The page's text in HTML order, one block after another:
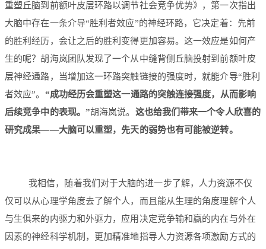
重塑丘脑到前额叶皮层环路以调节社会竞争优势》，第一次指出
大脑中存在一条介导“胜利者效应”的神经环路，它决定着：先前
的胜利经历，会让之后的胜利变得更加容易。这一效应是如何产
生的呢？胡海岚团队发现了一个从中缝背侧丘脑投射到前额叶皮
层神经通路，当增加这一环路突触链接的强度时，就能介导“胜利
者效应”。 “成功经历会重塑这一通路的突触连接强度，从而影响
后续竞争中的表现。 ”胡海岚说。 这也给我们带来一个令人欣喜的
研究成果——大脑可以重塑，先天的弱势也有可能被逆转。
我相信，随着我们对于大脑的进一步了解，人力资源不仅
仅可以从心理学角度去了解个人，而且能从生理的角度理解个人
与生俱来的内驱力和外驱力，应用决定竞争输和赢的内在与外在
因素的神经科学机制，更加精准地指导人力资源各项激励方式的